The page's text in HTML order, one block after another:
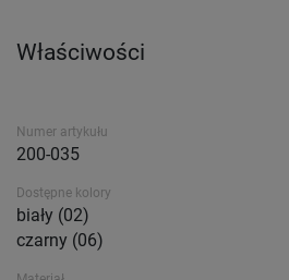
Właściwości
Numer artykułu
200-035
Dostępne kolory
biały (02)
czarny (06)